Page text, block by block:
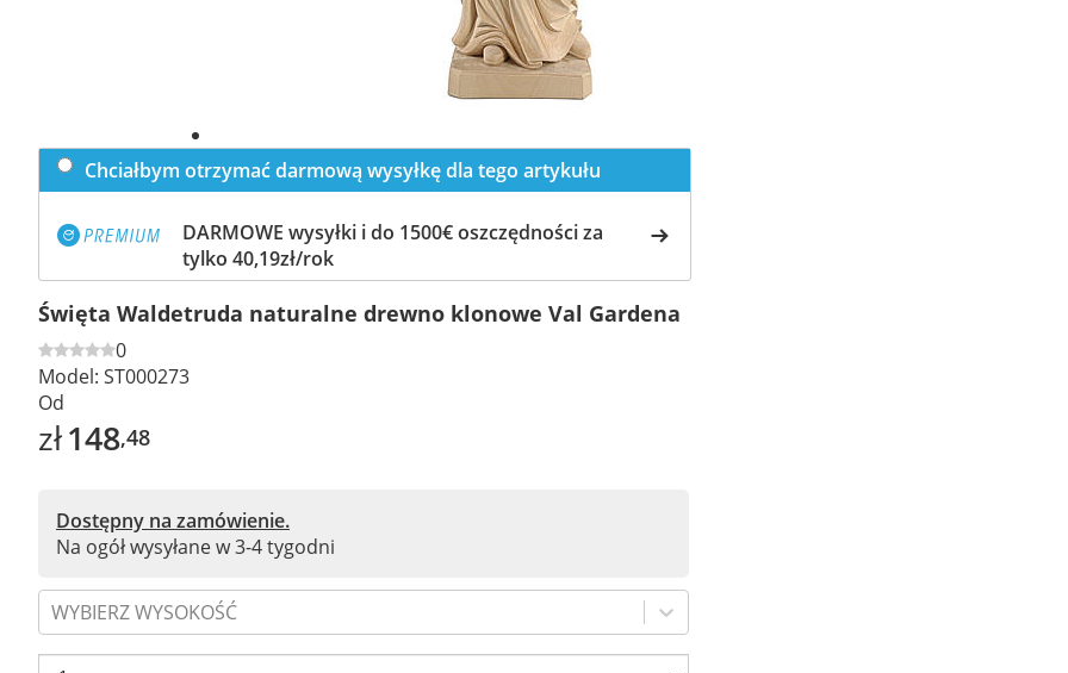
Chciałbym otrzymać darmową wysyłkę dla tego artykułu
DARMOWE wysyłki i do 1500€ oszczędności za
tylko 40,19zł/rok
Święta Waldetruda naturalne drewno klonowe Val Gardena
0
Model: ST000273
Od
zł148,48
Dostępny na zamówienie.
Na ogół wysyłane w 3-4 tygodni
WYBIERZ WYSOKOŚĆ